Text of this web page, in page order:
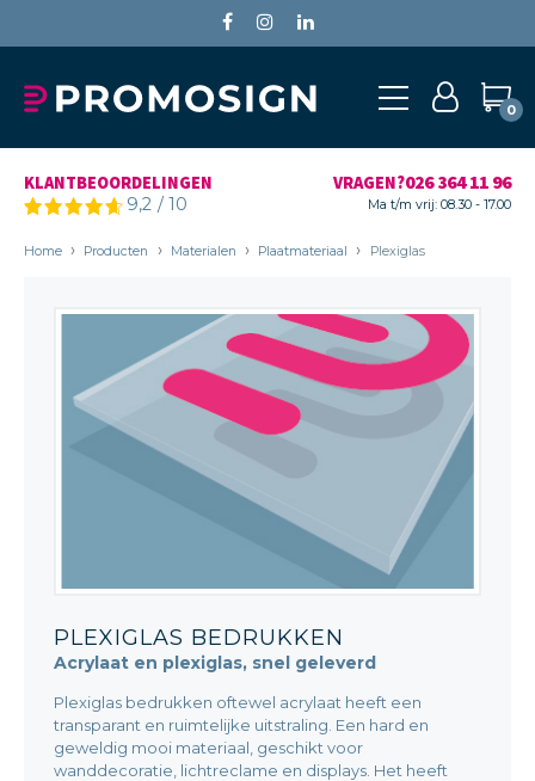
0
KLANTBEOORDELINGEN
9,2 /10
VRAGEN?026 364 11 96
Ma t/m vrij: 08.30 - 17.00
Home Producten Materialen Plaatmateriaal Plexiglas
PLEXIGLAS BEDRUKKEN
Acrylaat en plexiglas, snel geleverd
Plexiglas bedrukken oftewel acrylaat heeft een
transparant en ruimtelijke uitstraling. Een hard en
geweldig mooi materiaal, geschikt voor
wanddecoratie, lichtreclame en displays. Het heeft